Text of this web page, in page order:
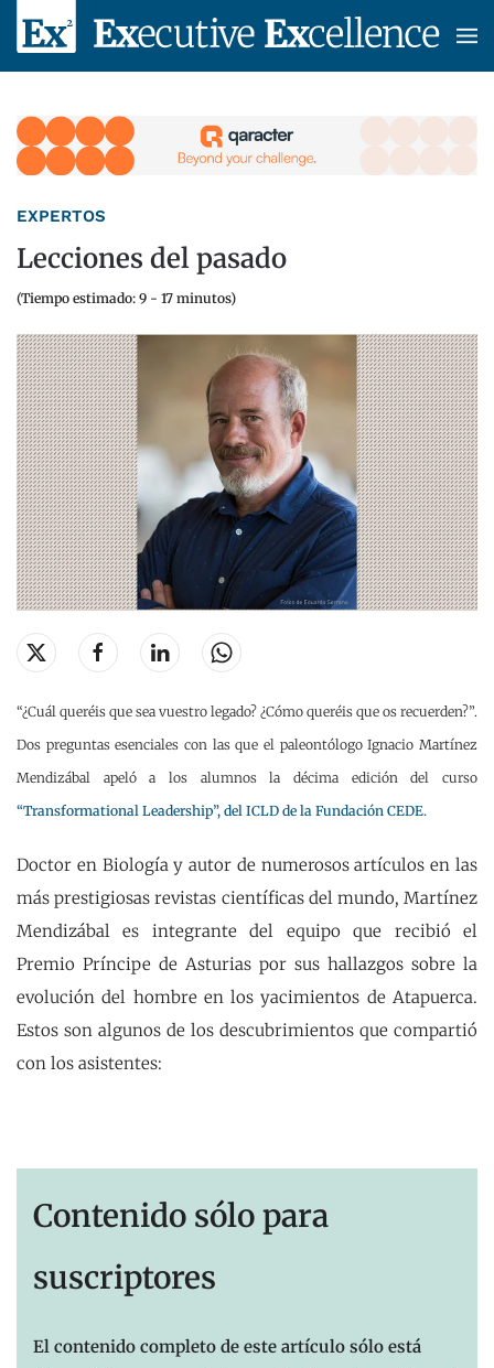
Skip to main content
EXPERTOS
Lecciones del pasado
(Tiempo estimado: 9 - 17 minutos)
“¿Cuál queréis que sea vuestro legado? ¿Cómo queréis que os recuerden?”.
Dos preguntas esenciales con las que el paleontólogo Ignacio Martínez
Mendizábal apeló a los alumnos la décima edición del curso
“Transformational Leadership”, del ICLD de la Fundación CEDE.
Doctor en Biología y autor de numerosos artículos en las
más prestigiosas revistas científicas del mundo, Martínez
Mendizábal es integrante del equipo que recibió el
Premio Príncipe de Asturias por sus hallazgos sobre la
evolución del hombre en los yacimientos de Atapuerca.
Estos son algunos de los descubrimientos que compartió
con los asistentes:
Contenido sólo para
suscriptores
El contenido completo de este artículo sólo está